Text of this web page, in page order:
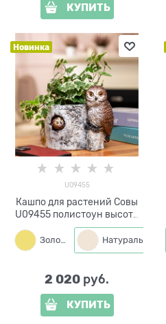
КУПИТЬ
Новинка
U09455
Кашпо для растений Совы
U09455 полистоун высота
19 см
Золото
2 020 руб.
КУПИТЬ